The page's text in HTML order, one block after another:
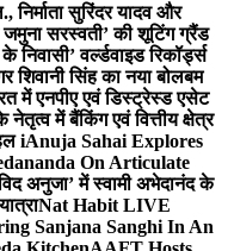
निर्माता सुरिंदर यादव और
जमुना सरस्वती’ की शूटिंग ग्रैंड
निवासी’ वर्ल्डवाइड रिकॉर्ड्स
शिवानी सिंह का नया बोलबम
में एनपीए एवं डिस्ट्रेस्ड एसेट
में बैंकिंग एवं वित्तीय क्षेत्र
iAnuja Sahai Explores
On Articulate
अनुजा’ में स्वामी अभेदानंद के
Nat Habit LIVE
Sanjana Sanghi In An